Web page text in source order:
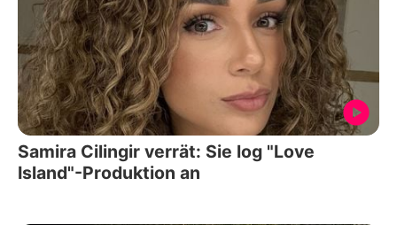
Samira Cilingir verrät: Sie log "Love
Island"-Produktion an